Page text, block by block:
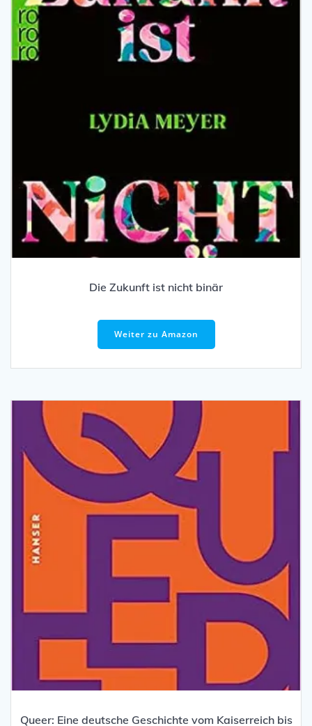
Die Zukunft ist nicht binär
Weiter zu Amazon
Queer: Eine deutsche Geschichte vom Kaiserreich bis